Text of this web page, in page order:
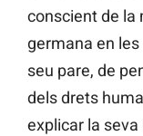
conscient de la
germana en
seu pare, de
dels drets
explicar la